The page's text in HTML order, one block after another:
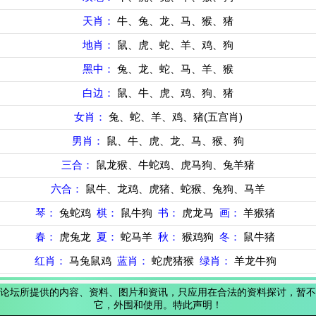
天肖： 牛、兔、龙、马、猴、猪
地肖： 鼠、虎、蛇、羊、鸡、狗
黑中： 兔、龙、蛇、马、羊、猴
白边： 鼠、牛、虎、鸡、狗、猪
女肖： 兔、蛇、羊、鸡、猪(五宫肖)
男肖： 鼠、牛、虎、龙、马、猴、狗
三合： 鼠龙猴、牛蛇鸡、虎马狗、兔羊猪
六合： 鼠牛、龙鸡、虎猪、蛇猴、兔狗、马羊
琴： 兔蛇鸡 棋： 鼠牛狗 书： 虎龙马 画： 羊猴猪
春：
虎兔龙 夏： 蛇马羊 秋： 猴鸡狗 冬： 鼠牛猪
红肖： 马兔鼠鸡 蓝肖： 蛇虎猪猴 绿肖： 羊龙牛狗
坛所提供的内容、资料、图片和资讯，只应用在合法的资料探讨，暂
它，外围和使用。特此声明！